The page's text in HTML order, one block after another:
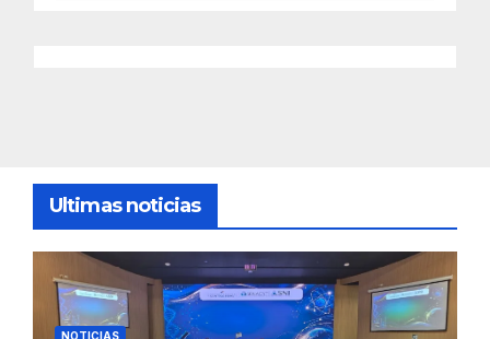
Ultimas noticias
NOTICIAS